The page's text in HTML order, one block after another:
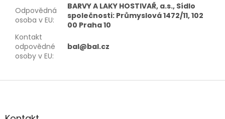
Odpovědná
osoba v EU:
BARVY A LAKY HOSTIVAŘ, a.s., Sídlo
společnosti: Průmyslová 1472/11, 102
00 Praha 10
Kontakt
odpovědné
osoby v EU:
bal@bal.cz
Z